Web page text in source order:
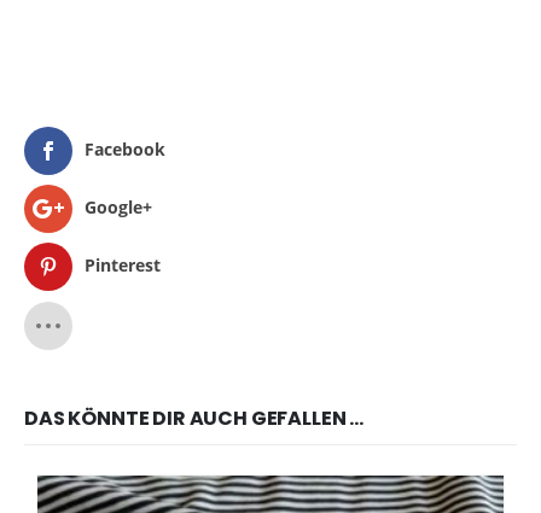
Facebook
Google+
Pinterest
DAS KÖNNTE DIR AUCH GEFALLEN …